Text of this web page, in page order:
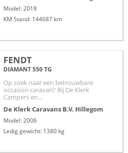
Model: 2018
KM Stand: 144687 km
FENDT
DIAMANT 550 TG
Op zoek naar een betrouwbare
occasion caravan? Bij De Klerk
Campers en...
De Klerk Caravans B.V. Hillegom
Model: 2006
Ledig gewicht: 1380 kg